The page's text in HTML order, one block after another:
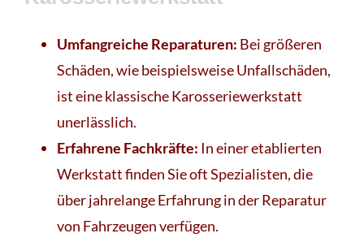
Umfangreiche Reparaturen: Bei größeren
Schäden, wie beispielsweise Unfallschäden,
ist eine klassische Karosseriewerkstatt
unerlässlich.
Erfahrene Fachkräfte: In einer etablierten
Werkstatt finden Sie oft Spezialisten, die
über jahrelange Erfahrung in der Reparatur
von Fahrzeugen verfügen.